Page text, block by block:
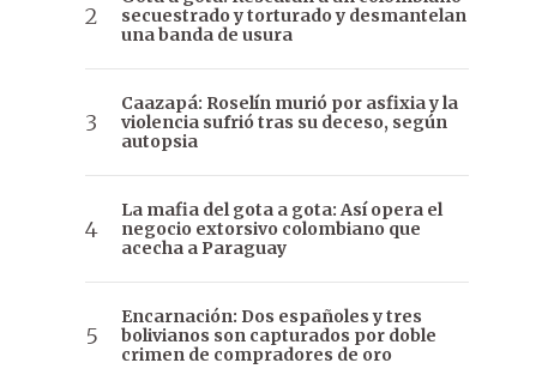
secuestrado y torturado y desmantelan
una banda de usura
Caazapá: Roselín murió por asfixia y la
violencia sufrió tras su deceso, según
autopsia
La mafia del gota a gota: Así opera el
negocio extorsivo colombiano que
acecha a Paraguay
Encarnación: Dos españoles y tres
bolivianos son capturados por doble
crimen de compradores de oro